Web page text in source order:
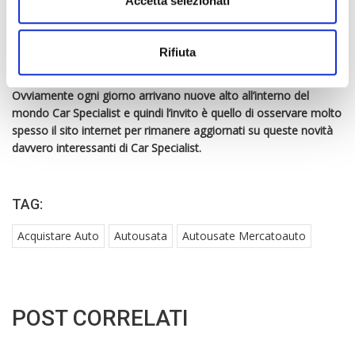
Rifiuta
automatico permette inoltre di mantenersi rilassati per tutta la
percorrenza automobilistica e di poter godere di un’auto
Ovviamente ogni giorno arrivano nuove alto all’interno del
mondo Car Specialist e quindi l’invito è quello di osservare molto
spesso il sito internet per rimanere aggiornati su queste novità
davvero interessanti di Car Specialist.
TAG:
Acquistare Auto Autousata Autousate Mercatoauto
POST CORRELATI